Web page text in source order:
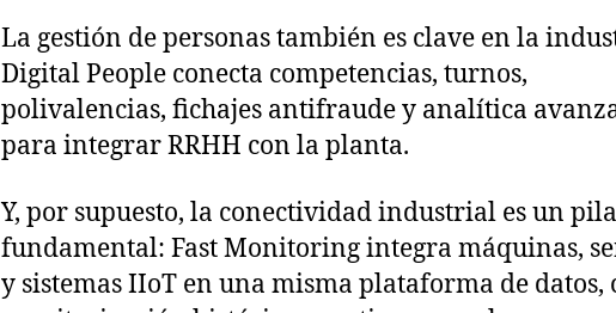
La gestión de personas también es clave en la
Digital People conecta competencias, turnos,
polivalencias, fichajes antifraude y analítica
para integrar RRHH con la planta.
Y, por supuesto, la conectividad industrial es un
fundamental: Fast Monitoring integra máquinas,
y sistemas IIoT en una misma plataforma de datos,